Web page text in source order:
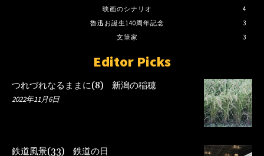
映画のシナリオ
4
魯迅お誕生140周年記念
3
文筆家
3
Editor Picks
つれづれなるままに(8) 新潟の稲穂
2022年11月6日
鉄道風景(33) 鉄道の日